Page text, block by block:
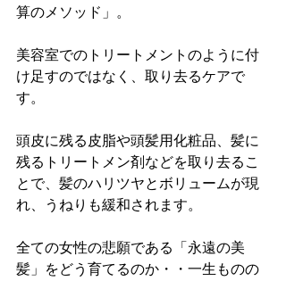
算のメソッド」。
美容室でのトリートメントのように付
け足すのではなく、取り去るケアで
す。
頭皮に残る皮脂や頭髪用化粧品、髪に
残るトリートメン剤などを取り去るこ
とで、髪のハリツヤとボリュームが現
れ、うねりも緩和されます。
全ての女性の悲願である「永遠の美
髪」をどう育てるのか・・一生ものの